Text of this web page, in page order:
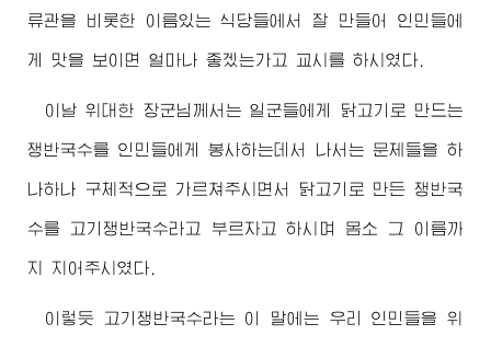
류관을 비롯한 이름있는 식당들에서 잘 만들어 인민들에
게 맛을 보이면 얼마나 좋겠는가고 교시를 하시였다.
이날 위대한 장군님 께서는 일군들에게 닭고기로 만드는
쟁반국수를 인민들에게 봉사하는데서 나서는 문제들을 하
나하나 구체적으로 가르쳐주시면서 닭고기로 만든 쟁반국
수를 고기쟁반국수라고 부르자고 하시며 몸소 그 이름까
지 지어주시였다.
이렇듯 고기쟁반국수라는 이 말에는 우리 인민들을 위